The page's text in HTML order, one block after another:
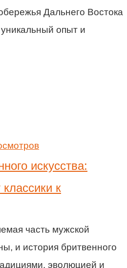
Дальнего Востока
опыт и
искусства:
к
часть мужской
и история бритвенного
эволюцией и